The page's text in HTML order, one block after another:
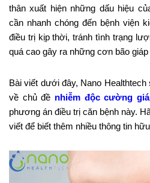
thân xuất hiện những dấu hiệu
cần nhanh chóng đến bệnh viện
điều trị kịp thời, tránh tình trạng
quá cao gây ra những cơn bão
Bài viết dưới đây, Nano
về chủ đề nhiễm độc cường
phương án điều trị căn bệnh này.
viết để biết thêm nhiều thông tin